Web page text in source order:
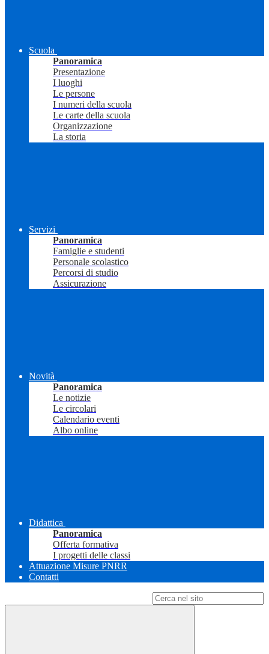
Scuola
Panoramica
Presentazione
I luoghi
Le persone
I numeri della scuola
Le carte della scuola
Organizzazione
La storia
Servizi
Panoramica
Famiglie e studenti
Personale scolastico
Percorsi di studio
Assicurazione
Novità
Panoramica
Le notizie
Le circolari
Calendario eventi
Albo online
Didattica
Panoramica
Offerta formativa
I progetti delle classi
Attuazione Misure PNRR
Contatti